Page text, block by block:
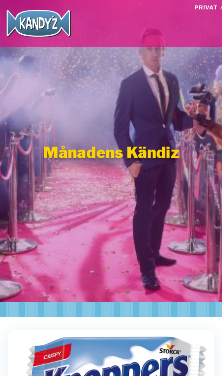
PRIVAT /
Månadens Kändiz